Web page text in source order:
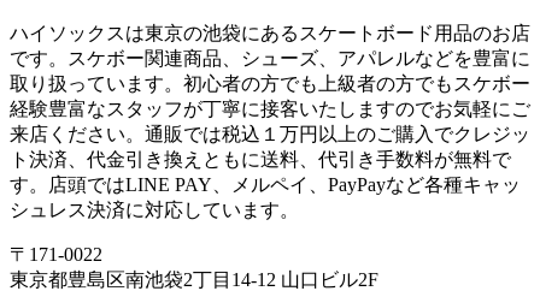
ハイソックスは東京の池袋にあるスケートボード用品のお店
です。スケボー関連商品、シューズ、アパレルなどを豊富に
取り扱っています。初心者の方でも上級者の方でもスケボー
経験豊富なスタッフが丁寧に接客いたしますのでお気軽にご
来店ください。通販では税込１万円以上のご購入でクレジッ
ト決済、代金引き換えともに送料、代引き手数料が無料で
す。店頭ではLINE PAY、メルペイ、PayPayなど各種キャッ
シュレス決済に対応しています。
〒171-0022
東京都豊島区南池袋2丁目14-12 山口ビル2F